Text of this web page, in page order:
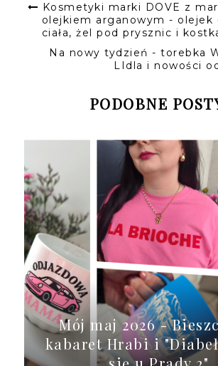
Kosmetyki marki DOVE z
olejkiem arganowym - olejek
ciała, żel pod prysznic i
Na nowy tydzień - torebka
LIdla i nowości
PODOBNE
Mój maj 2026 -
kabaret Hrabi i